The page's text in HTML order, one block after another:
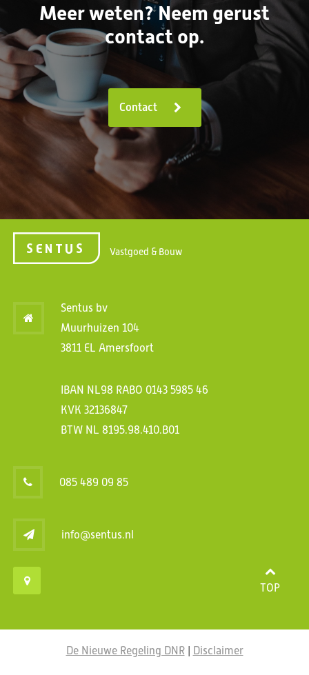
Meer weten? Neem gerust
contact op.
Contact
Vastgoed & Bouw
Sentus bv
Muurhuizen 104
3811 EL Amersfoort
IBAN NL98 RABO 0143 5985 46
KVK 32136847
BTW NL 8195.98.410.B01
085 489 09 85
info@sentus.nl
TOP
De Nieuwe Regeling DNR| Disclaimer